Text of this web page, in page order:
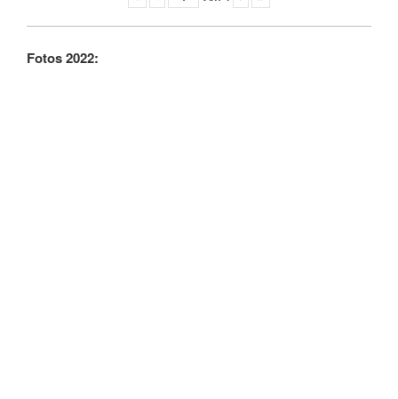
Fotos 2022: